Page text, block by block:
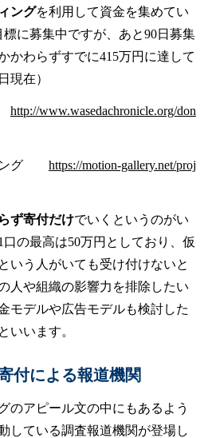
ングを利用して資金を集めてい
標に募集中ですが、あと90日募集
かわらずすでに415万円に達して
現在）
http://www.wasedachronicle.org/don
ング https://motion-gallery.net/proj
ず寄付だけでいくというのがい
の最高は50万円としており、仮
いう人がいても受け付けないと
人や組織の影響力を排除したい
モデルや広告モデルも検討した
いいます。
付による報道機関
のアピール文の中にもあるよう
している調査報道機関が登場し